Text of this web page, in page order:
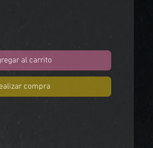
al carrito
compra